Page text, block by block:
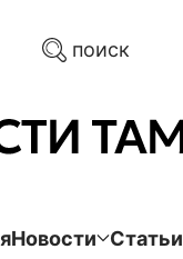
поиск
Новости Статьи